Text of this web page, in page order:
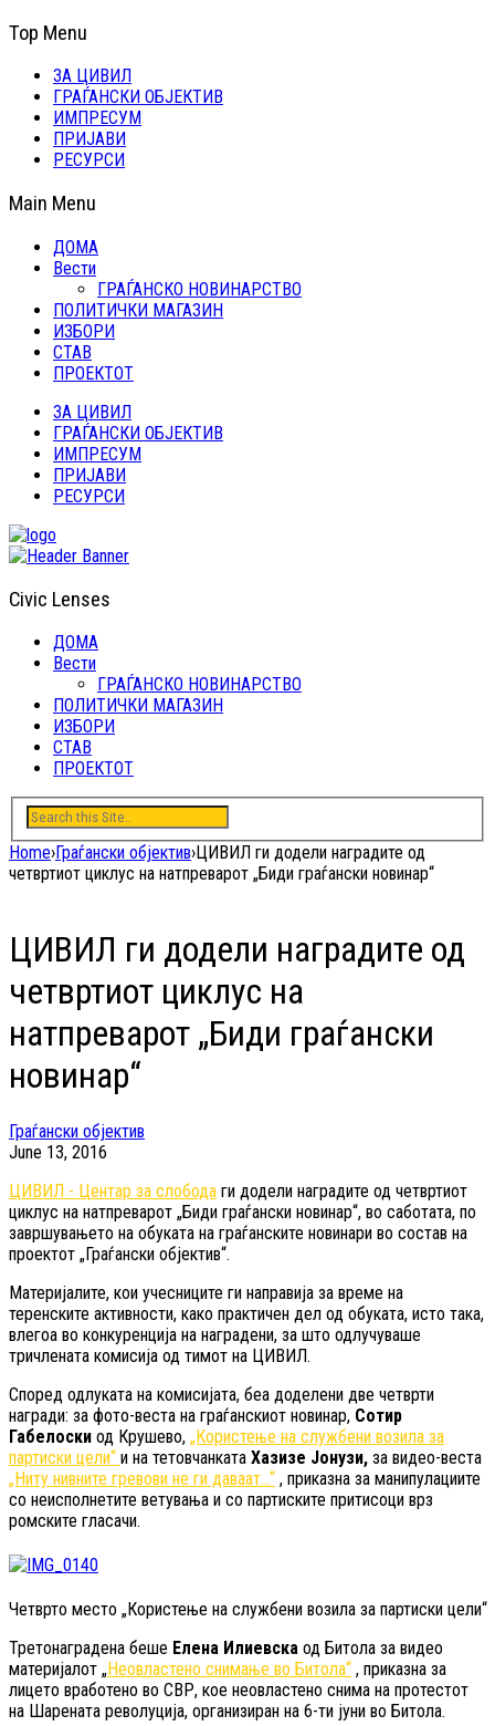
Top Menu
ЗА ЦИВИЛ
ГРАЃАНСКИ ОБЈЕКТИВ
ИМПРЕСУМ
ПРИЈАВИ
РЕСУРСИ
Main Menu
ДОМА
Вести
ГРАЃАНСКО НОВИНАРСТВО
ПОЛИТИЧКИ МАГАЗИН
ИЗБОРИ
СТАВ
ПРОЕКТОТ
ЗА ЦИВИЛ
ГРАЃАНСКИ ОБЈЕКТИВ
ИМПРЕСУМ
ПРИЈАВИ
РЕСУРСИ
Civic Lenses
ДОМА
Вести
ГРАЃАНСКО НОВИНАРСТВО
ПОЛИТИЧКИ МАГАЗИН
ИЗБОРИ
СТАВ
ПРОЕКТОТ
Home›Граѓански објектив›ЦИВИЛ ги додели наградите од
четвртиот циклус на натпреварот „Биди граѓански новинар“
ЦИВИЛ ги додели наградите од
четвртиот циклус на
натпреварот „Биди граѓански
новинар“
Граѓански објектив
June 13, 2016
ЦИВИЛ - Центар за слобода ги додели наградите од четвртиот
циклус на натпреварот „Биди граѓански новинар“, во саботата, по
завршувањето на обуката на граѓанските новинари во состав на
проектот „Граѓански објектив“.
Материјалите, кои учесниците ги направија за време на
теренските активности, како практичен дел од обуката, исто така,
влегоа во конкуренција на наградени, за што одлучуваше
тричлената комисија од тимот на ЦИВИЛ.
Според одлуката на комисијата, беа доделени две четврти
награди: за фото-веста на граѓанскиот новинар, Сотир
Габелоски од Крушево, „Користење на службени возила за
партиски цели“ и на тетовчанката Хазизе Јонузи, за видео-веста
„Ниту нивните гревови не ги даваат...“ , приказна за манипулациите
со неисполнетите ветувања и со партиските притисоци врз
ромските гласачи.
Четврто место „Користење на службени возила за партиски цели“
Третонаградена беше Елена Илиевска од Битола за видео
материјалот „Неовластено снимање во Битола“ , приказна за
лицето вработено во СВР, кое неовластено снима на протестот
на Шарената револуција, организиран на 6-ти јуни во Битола.